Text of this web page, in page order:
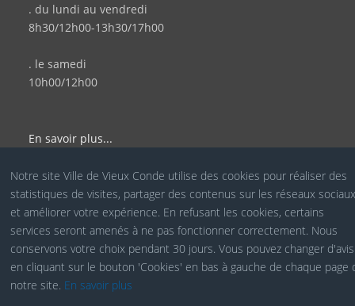
. du lundi au vendredi
8h30/12h00-13h30/17h00
. le samedi
10h00/12h00
En savoir plus...
© Site Officiel de la Ville de Vieux Condé - Réalisé par le
Service COM
Notre site Ville de Vieux Conde utilise des cookies pour réaliser des
statistiques de visites, partager des contenus sur les réseaux
et améliorer votre expérience. En refusant les cookies, certains
services seront amenés à ne pas fonctionner correctement. Nous
conservons votre choix pendant 30 jours. Vous pouvez changer d'avis
en cliquant sur le bouton 'Cookies' en bas à gauche de chaque page
notre site. En savoir plus